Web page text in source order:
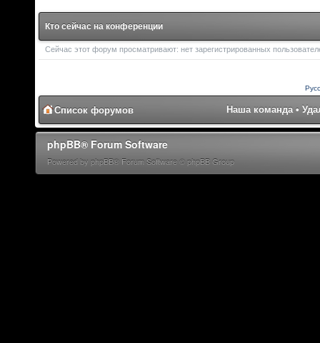
Кто сейчас на конференции
Сейчас этот форум просматривают: нет зарегистрированных
Список форумов Наша команда•
phpBB® Forum Software
Powered by phpBB® Forum Software © phpBB Group